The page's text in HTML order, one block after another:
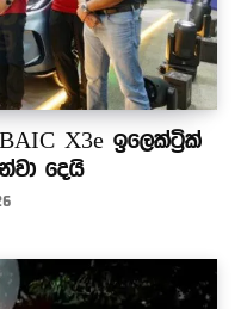
X3e ඉලෙක්ට්‍රික්
දෙයි